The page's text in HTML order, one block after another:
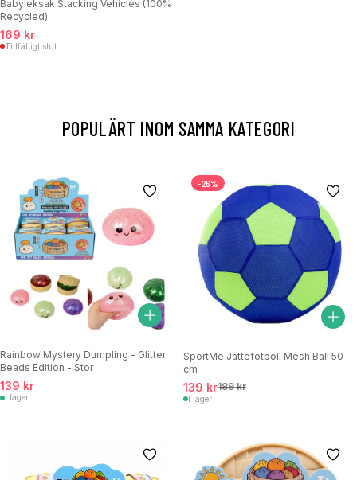
Babyleksak Stacking Vehicles (100%
Recycled)
169 kr
Tillfälligt slut
POPULÄRT INOM SAMMA KATEGORI
Rainbow Mystery Dumpling - Glitter
Beads Edition - Stor
139 kr
I lager
-26%
SportMe Jättefotboll Mesh Ball 50
cm
139 kr189 kr
I lager